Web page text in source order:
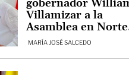
MARÍA JOSÉ SALCEDO
gobernador
Villamizar a la
Asamblea en Norte
de Santander